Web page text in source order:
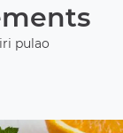
pulao